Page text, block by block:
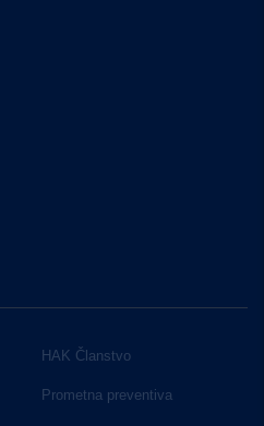
HAK Članstvo
Prometna preventiva